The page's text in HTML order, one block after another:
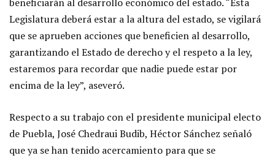
Legislatura deberá estar a la altura del estado, se vigilará
que se aprueben acciones que beneficien al desarrollo,
garantizando el Estado de derecho y el respeto a la ley,
estaremos para recordar que nadie puede estar por
encima de la ley”, aseveró.
Respecto a su trabajo con el presidente municipal electo
de Puebla, José Chedraui Budib, Héctor Sánchez señaló
que ya se han tenido acercamiento para que se